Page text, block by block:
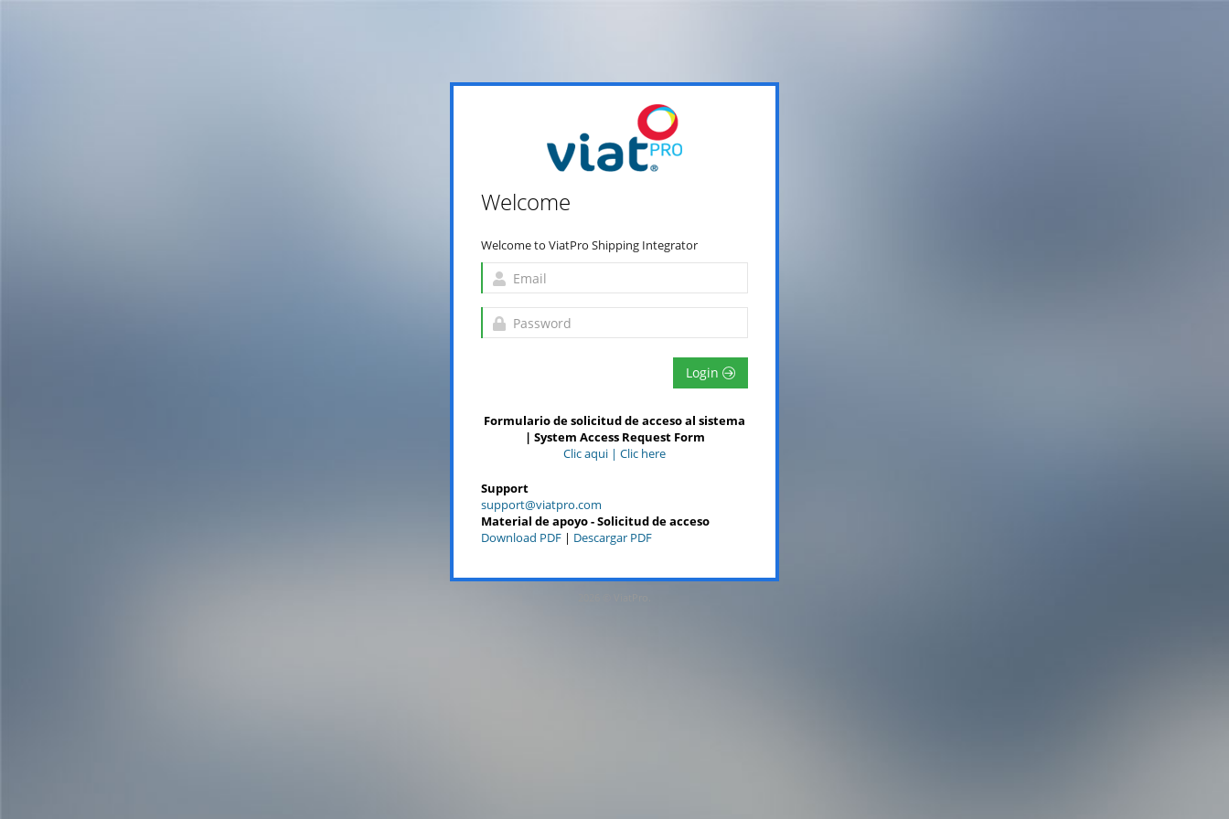
Welcome
Welcome to ViatPro Shipping Integrator
Login
Formulario de solicitud de acceso al sistema
| System Access Request Form
Clic aqui | Clic here
Support
support@viatpro.com
Material de apoyo - Solicitud de acceso
Download PDF | Descargar PDF